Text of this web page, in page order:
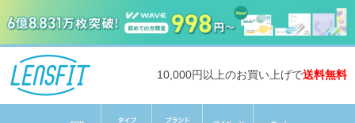
10,000円以上のお買い上げで送料無料